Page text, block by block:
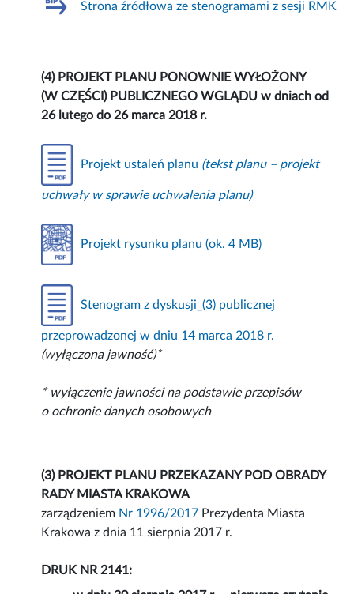
Strona źródłowa ze stenogramami z sesji RMK
(4) PROJEKT PLANU PONOWNIE WYŁOŻONY
(W CZĘŚCI) PUBLICZNEGO WGLĄDU w dniach od
26 lutego do 26 marca 2018 r.
Projekt ustaleń planu (tekst planu – projekt
uchwały w sprawie uchwalenia planu)
Projekt rysunku planu (ok. 4 MB)
Stenogram z dyskusji_(3) publicznej
przeprowadzonej w dniu 14 marca 2018 r.
(wyłączona jawność)*
* wyłączenie jawności na podstawie przepisów
o ochronie danych osobowych
(3) PROJEKT PLANU PRZEKAZANY POD OBRADY
RADY MIASTA KRAKOWA
zarządzeniem Nr 1996/2017 Prezydenta Miasta
Krakowa z dnia 11 sierpnia 2017 r.
DRUK NR 2141: